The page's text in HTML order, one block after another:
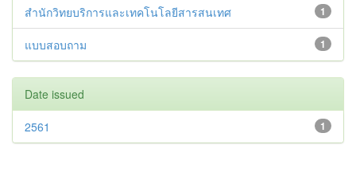
1
สำนักวิทยบริการและเทคโนโลยีสารสนเทศ
1
แบบสอบถาม
Date issued
1
2561